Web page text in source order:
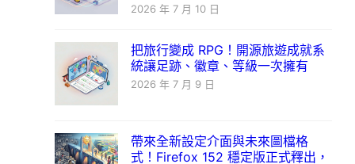
2026 年 7 月 10 日
把旅行變成 RPG！開源旅遊成就系
統讓足跡、徽章、等級一次擁有
2026 年 7 月 9 日
帶來全新設定介面與未來圖檔格
式！Firefox 152 穩定版正式釋出，